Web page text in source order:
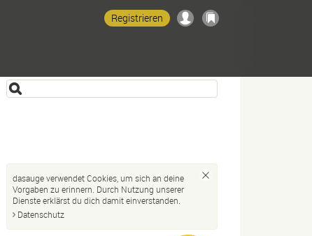
Registrieren
dasauge verwendet Cookies, um sich an deine
Vorgaben zu erinnern. Durch Nutzung unserer
Dienste erklärst du dich damit einverstanden.
Datenschutz